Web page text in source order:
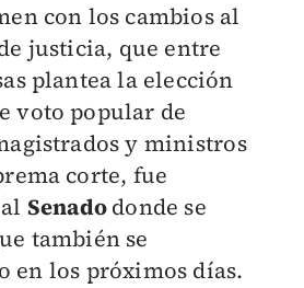
con los cambios al
justicia, que entre
plantea la elección
voto popular de
y ministros
corte, fue
Senadodonde se
también se
en los próximos días.